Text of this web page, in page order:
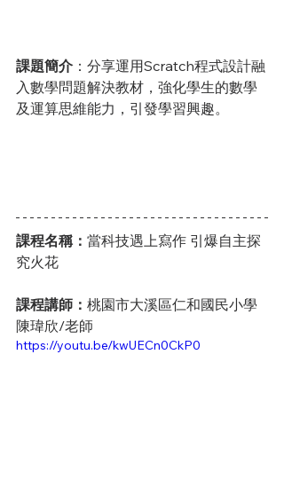
課題簡介 ：分享運用Scratch程式設計融
入數學問題解決教材，強化學生的數學
及運算思維能力，引發學習興趣。
課程名稱： 當科技遇上寫作 引爆自主探
究火花
課程講師： 桃園市大溪區仁和國民小學
陳瑋欣/老師
https://youtu.be/kwUECn0CkP0